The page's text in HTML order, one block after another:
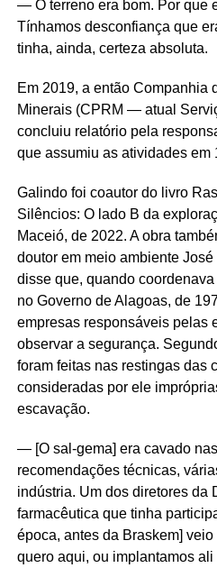
— O terreno era bom. Por que
Tínhamos desconfiança que
tinha, ainda, certeza absoluta.
Em 2019, a então Companhia
Minerais (CPRM — atual
concluiu relatório pela
que assumiu as atividades em
Galindo foi coautor do livro
Silêncios: O lado B da
Maceió, de 2022. A obra
doutor em meio ambiente
disse que, quando
no Governo de Alagoas, de
empresas responsáveis pelas
observar a segurança.
foram feitas nas restingas das
consideradas por ele
escavação.
— [O sal-gema] era cavado
recomendações técnicas,
indústria. Um dos diretores da
farmacêutica que tinha
época, antes da Braskem]
quero aqui, ou implantamos